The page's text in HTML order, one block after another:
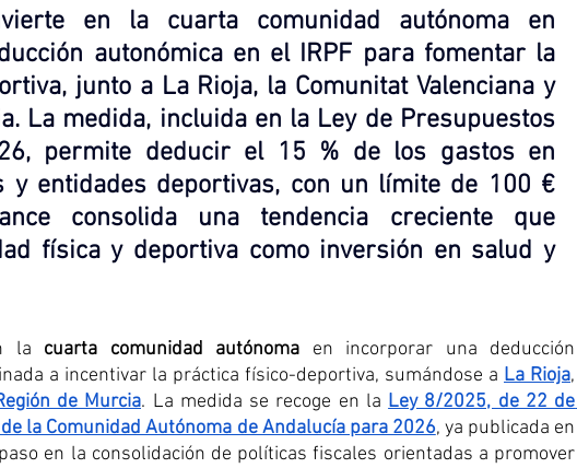
en la cuarta comunidad autónoma en
autonómica en el IRPF para fomentar la
junto a La Rioja, la Comunitat Valenciana y
La medida, incluida en la Ley de Presupuestos
permite deducir el 15 % de los gastos en
y entidades deportivas, con un límite de 100 €
consolida una tendencia creciente que
física y deportiva como inversión en salud y
la cuarta comunidad autónoma en incorporar una deducción
a incentivar la práctica físico-deportiva, sumándose a La Rioja
de Murcia. La medida se recoge en la Ley 8/2025, de 22 de
la Comunidad Autónoma de Andalucía para 2026, ya publicada en
en la consolidación de políticas fiscales orientadas a promover